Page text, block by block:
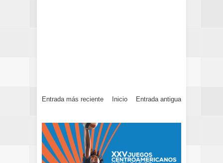
Entrada más reciente Entrada antigua
Inicio